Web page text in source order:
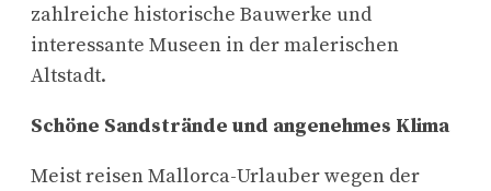
zahlreiche historische Bauwerke und
interessante Museen in der malerischen
Altstadt.
Schöne Sandstrände und angenehmes Klima
Meist reisen Mallorca-Urlauber wegen der